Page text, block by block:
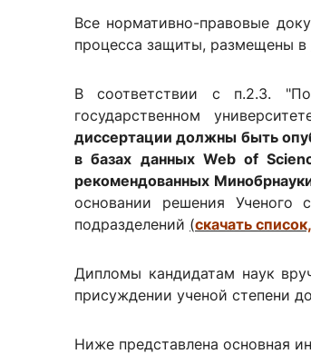
Закрепление
стажировка и трудоустройство
содействия трудоустройству
/ события / мероприятия
факультета»
Серия: «Экономика»
Контакты
Все нормативно-правовые
процесса защиты, размещены в
В соответствии с п.2.3.
государственном
диссертации должны быть
в базах данных Web of
рекомендованных
основании решения Ученого
подразделений (скачать
Дипломы кандидатам наук
присуждении ученой степени
Ниже представлена основная